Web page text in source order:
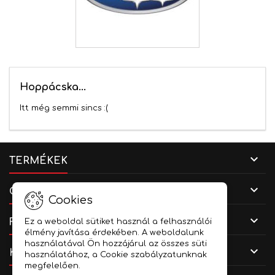
Hoppácska...
Itt még semmi sincs :(
TERMÉKEK 
CÉGADATOK 
FIÓKOD 
KAPCSOLAT 
Cookies
Ez a weboldal sütiket használ a felhasználói
élmény javítása érdekében. A weboldalunk
használatával Ön hozzájárul az összes süti
használatához, a Cookie szabályzatunknak
megfelelően.